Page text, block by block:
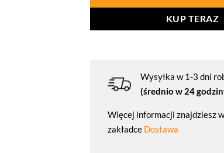
KUP TERAZ
Wysyłka w 1-3 dni
(średnio w 24
Więcej informacji znajdziesz w
zakładce Dostawa